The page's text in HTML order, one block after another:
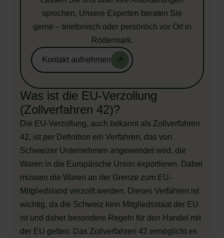
sprechen. Unsere Experten beraten Sie
gerne – telefonisch oder persönlich vor Ort in
Rödermark.
Kontakt aufnehmen
Was ist die EU-Verzollung
(Zollverfahren 42)?
Die EU-Verzollung, auch bekannt als Zollverfahren
42, ist per Definition ein Verfahren, das von
Schweizer Unternehmen angewendet wird, die
Waren in die Europäische Union exportieren. Dabei
müssen die Waren an der Grenze zum EU-
Mitgliedsland verzollt werden. Dieses Verfahren ist
wichtig, da die Schweiz kein Mitgliedsstaat der EU
ist und daher besondere Regeln für den Handel mit
der EU gelten. Das Zollverfahren 42 ermöglicht es